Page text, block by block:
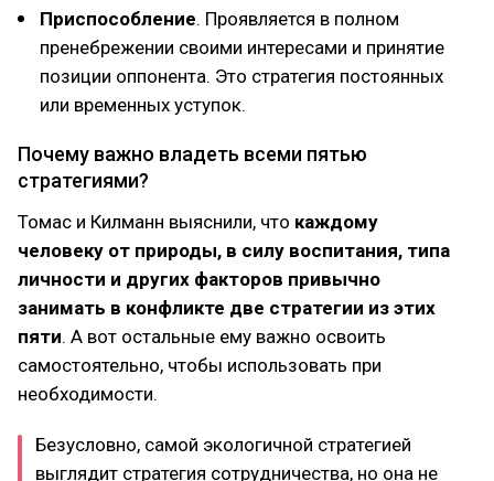
Приспособление. Проявляется в полном
пренебрежении своими интересами и принятие
позиции оппонента. Это стратегия постоянных
или временных уступок.
Почему важно владеть всеми пятью
стратегиями?
Томас и Килманн выяснили, что каждому
человеку от природы, в силу воспитания, типа
личности и других факторов привычно
занимать в конфликте две стратегии из этих
пяти. А вот остальные ему важно освоить
самостоятельно, чтобы использовать при
необходимости.
Безусловно, самой экологичной стратегией
выглядит стратегия сотрудничества, но она не